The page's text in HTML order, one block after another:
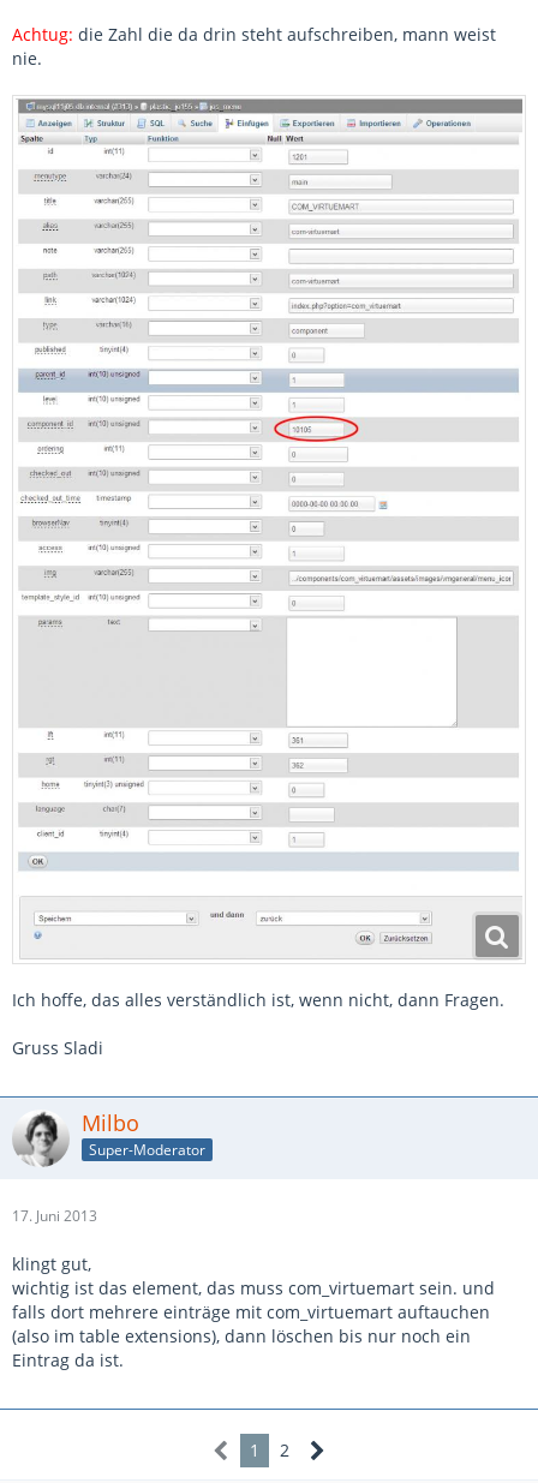
Achtug: die Zahl die da drin steht aufschreiben, mann weist
nie.
Ich hoffe, das alles verständlich ist, wenn nicht, dann Fragen.
Gruss Sladi
Milbo
Super-Moderator
17. Juni 2013
klingt gut,
wichtig ist das element, das muss com_virtuemart sein. und
falls dort mehrere einträge mit com_virtuemart auftauchen
(also im table extensions), dann löschen bis nur noch ein
Eintrag da ist.
1 2